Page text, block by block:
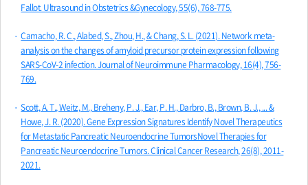
Fallot. Ultrasound in Obstetrics &Gynecology, 55(6), 768-775.
Camacho, R. C., Alabed, S., Zhou, H., & Chang, S. L. (2021). Network meta-
analysis on the changes of amyloid precursor protein expression following
SARS-CoV-2 infection. Journal of Neuroimmune Pharmacology, 16(4), 756-
769.
Scott, A. T., Weitz, M., Breheny, P. J., Ear, P. H., Darbro, B., Brown, B. J., ... &
Howe, J. R. (2020). Gene Expression Signatures Identify Novel Therapeutics
for Metastatic Pancreatic Neuroendocrine TumorsNovel Therapies for
Pancreatic Neuroendocrine Tumors. Clinical Cancer Research, 26(8), 2011-
2021.